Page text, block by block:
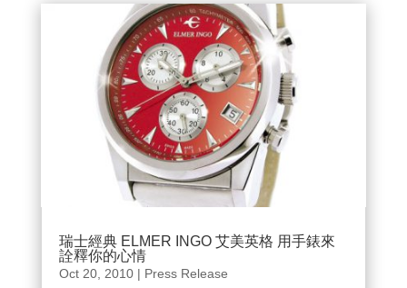
瑞士經典 ELMER INGO 艾美英格 用手錶來
詮釋你的心情
Oct 20, 2010| Press Release